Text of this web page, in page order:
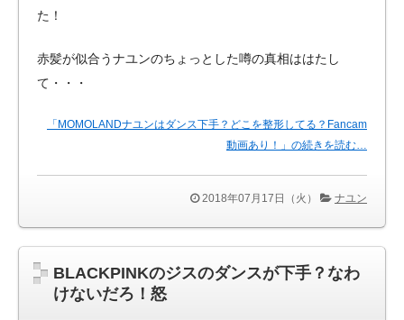
た！
赤髪が似合うナユンのちょっとした噂の真相ははたし
て・・・
「MOMOLANDナユンはダンス下手？どこを整形してる？Fancam
動画あり！」の続きを読む…
2018年07月17日（火） ナユン
BLACKPINKのジスのダンスが下手？なわ
けないだろ！怒